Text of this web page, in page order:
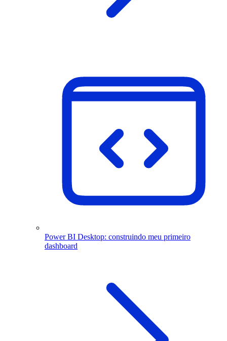
Power BI Desktop: construindo meu primeiro
dashboard